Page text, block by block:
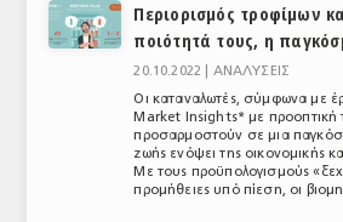
ΣΥΝΕΔΡΙΟ ΚΡΕΑΤΟΣΠεριορισμός τροφίμων
ποιότητά τους, η
20.10.2022 | ΑΝΑΛΥΣΕΙΣ
Οι καταναλωτές, σύμφωνα με
Market Insights* με προοπτική
προσαρμοστούν σε μια
ζωής ενόψει της οικονομικής
Με τους προϋπολογισμούς
προμήθειες υπό πίεση, οι